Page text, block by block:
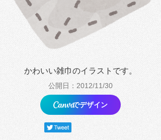
かわいい雑巾のイラストです。
公開日：2012/11/30
でデザイン